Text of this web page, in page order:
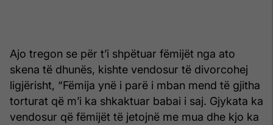
Ajo tregon se për t’i shpëtuar fëmijët nga ato
skena të dhunës, kishte vendosur të divorcohej
ligjërisht, “Fëmija ynë i parë i mban mend të gjitha
torturat që m’i ka shkaktuar babai i saj. Gjykata ka
vendosur që fëmijët të jetojnë me mua dhe kjo ka